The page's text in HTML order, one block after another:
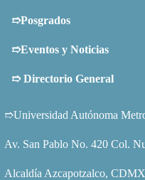
➱Posgrados
➱Eventos y Noticias
➱Directorio General
➱Universidad Autónoma
Av. San Pablo No. 420 Col.
Alcaldía Azcapotzalco, CDMX